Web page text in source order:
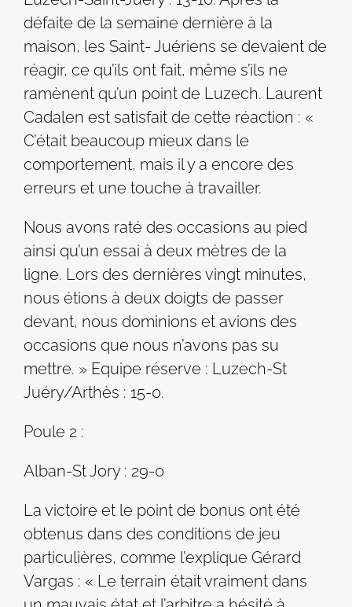
défaite de la semaine dernière à la
maison, les Saint- Juériens se devaient de
réagir, ce qu’ils ont fait, même s’ils ne
ramènent qu’un point de Luzech. Laurent
Cadalen est satisfait de cette réaction : «
C’était beaucoup mieux dans le
comportement, mais il y a encore des
erreurs et une touche à travailler.
Nous avons raté des occasions au pied
ainsi qu’un essai à deux mètres de la
ligne. Lors des dernières vingt minutes,
nous étions à deux doigts de passer
devant, nous dominions et avions des
occasions que nous n’avons pas su
mettre. » Equipe réserve : Luzech-St
Juéry/Arthès : 15-0.
Poule 2 :
Alban-St Jory : 29-0
La victoire et le point de bonus ont été
obtenus dans des conditions de jeu
particulières, comme l’explique Gérard
Vargas : « Le terrain était vraiment dans